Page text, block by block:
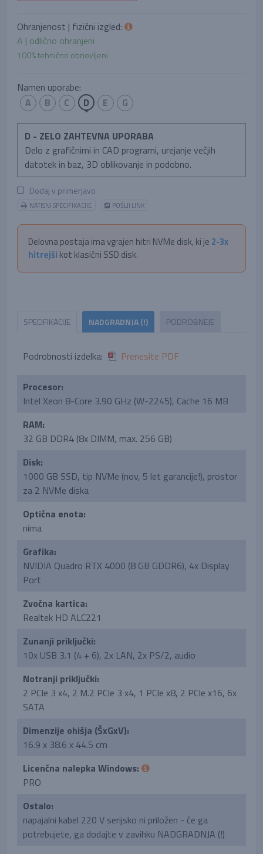
Ohranjenost | fizični izgled:
A | odlično ohranjeni
100% tehnično obnovljeni
Namen uporabe:
A
B C D E G
D - ZELO ZAHTEVNA UPORABA
Delo z grafičnimi in CAD programi, urejanje večjih
datotek in baz, 3D oblikovanje in podobno.
Dodaj v primerjavo
NATISNI SPECIFIKACIJE POŠLJI LINK
Delovna postaja ima vgrajen hitri NVMe disk, ki je 2-3x
hitrejši kot klasični SSD disk.
SPECIFIKACIJE NADGRADNJA (!) PODROBNEJE
Podrobnosti izdelka: Prenesite PDF
Procesor:
Intel Xeon 8-Core 3.90 GHz (W-2245), Cache 16 MB
RAM:
32 GB DDR4 (8x DIMM, max. 256 GB)
Disk:
1000 GB SSD, tip NVMe (nov, 5 let garancije!), prostor
za 2 NVMe diska
Optična enota:
nima
Grafika:
NVIDIA Quadro RTX 4000 (8 GB GDDR6), 4x Display
Port
Zvočna kartica:
Realtek HD ALC221
Zunanji priključki:
10x USB 3.1 (4 + 6), 2x LAN, 2x PS/2, audio
Notranji priključki:
2 PCIe 3 x4, 2 M.2 PCIe 3 x4, 1 PCIe x8, 2 PCIe x16, 6x
SATA
Dimenzije ohišja (ŠxGxV):
16.9 x 38.6 x 44.5 cm
Licenčna nalepka Windows:
PRO
Ostalo:
napajalni kabel 220 V serijsko ni priložen - če ga
potrebujete, ga dodajte v zavihku NADGRADNJA (!)